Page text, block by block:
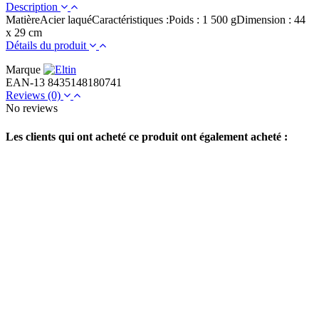
Description
MatièreAcier laquéCaractéristiques :Poids : 1 500 gDimension : 44
x 29 cm
Détails du produit
Marque
EAN-13 8435148180741
Reviews (0)
No reviews
Les clients qui ont acheté ce produit ont également acheté :